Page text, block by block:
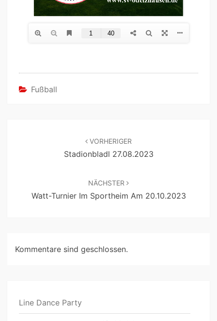
Fußball
VORHERIGER
Stadionbladl 27.08.2023
NÄCHSTER
Watt-Turnier Im Sportheim Am 20.10.2023
Kommentare sind geschlossen.
Line Dance Party